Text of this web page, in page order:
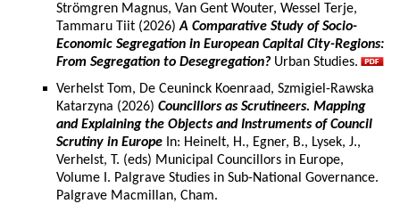
Strömgren Magnus, Van Gent Wouter, Wessel Terje,
Tammaru Tiit (2026)A Comparative Study of Socio-
Economic Segregation in European Capital City-Regions:
From Segregation to Desegregation? Urban Studies.
Verhelst Tom, De Ceuninck Koenraad, Szmigiel-Rawska
Katarzyna (2026) Councillors as Scrutineers. Mapping
and Explaining the Objects and Instruments of Council
Scrutiny in Europe In: Heinelt, H., Egner, B., Lysek, J.,
Verhelst, T. (eds) Municipal Councillors in Europe,
Volume I. Palgrave Studies in Sub-National Governance.
Palgrave Macmillan, Cham.